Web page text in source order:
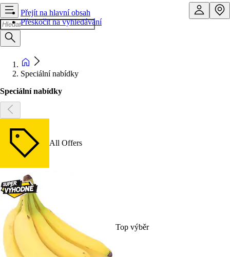
Přejít na hlavní obsah
Přeskočit na vyhledávání
Speciální nabídky
Speciální nabídky
All Offers
Top výběr